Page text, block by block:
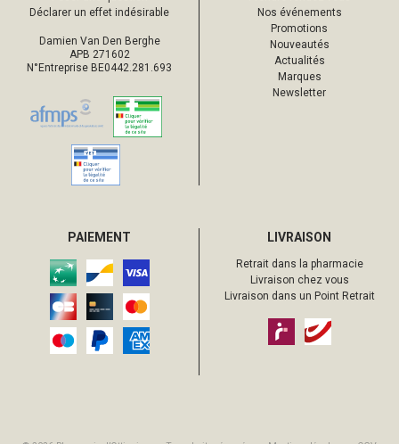
Déclarer un effet indésirable
Damien Van Den Berghe
APB 271602
N°Entreprise BE0442.281.693
Nos événements
Promotions
Nouveautés
Actualités
Marques
Newsletter
PAIEMENT LIVRAISON
Retrait dans la pharmacie
Livraison chez vous
Livraison dans un Point Retrait